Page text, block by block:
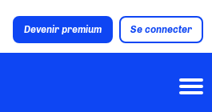
Devenir premium Se connecter